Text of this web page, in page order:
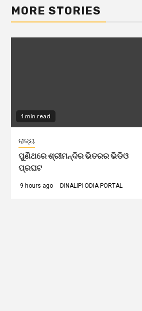
MORE STORIES
1 min read
ରାଜ୍ୟ
ପୁଣିଥରେ ଶ୍ରୀମନ୍ଦିର ଭିତରର ଭିଡିଓ
ପ୍ରଘଟ
9 hours ago DINALIPI ODIA PORTAL